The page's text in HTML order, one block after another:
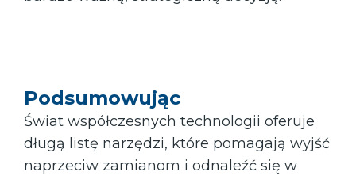
Podsumowując
Świat współczesnych technologii oferuje
długą listę narzędzi, które pomagają wyjść
naprzeciw zamianom i odnaleźć się w